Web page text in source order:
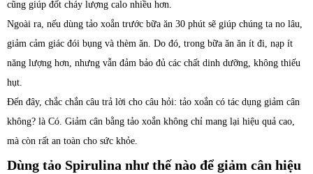
cũng giúp đốt cháy lượng calo nhiều hơn.
Ngoài ra, nếu dùng tảo xoắn trước bữa ăn 30 phút sẽ giúp chúng ta no lâu,
giảm cảm giác đói bụng và thèm ăn. Do đó, trong bữa ăn ăn ít đi, nạp ít
năng lượng hơn, nhưng vẫn đảm bảo đủ các chất dinh dưỡng, không thiếu
hụt.
Đến đây, chắc chắn câu trả lời cho câu hỏi: tảo xoắn có tác dụng giảm cân
không? là Có. Giảm cân bằng tảo xoắn không chỉ mang lại hiệu quả cao,
mà còn rất an toàn cho sức khỏe.
Dùng tảo Spirulina như thế nào để giảm cân hiệu